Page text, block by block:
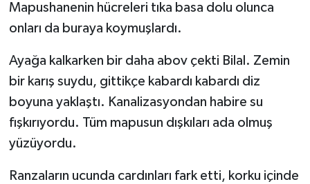
Mapushanenin hücreleri tıka basa dolu olunca
onları da buraya koymuşlardı.
Ayağa kalkarken bir daha abov çekti Bilal. Zemin
bir karış suydu, gittikçe kabardı kabardı diz
boyuna yaklaştı. Kanalizasyondan habire su
fışkırıyordu. Tüm mapusun dışkıları ada olmuş
yüzüyordu.
Ranzaların ucunda cardınları fark etti, korku içinde